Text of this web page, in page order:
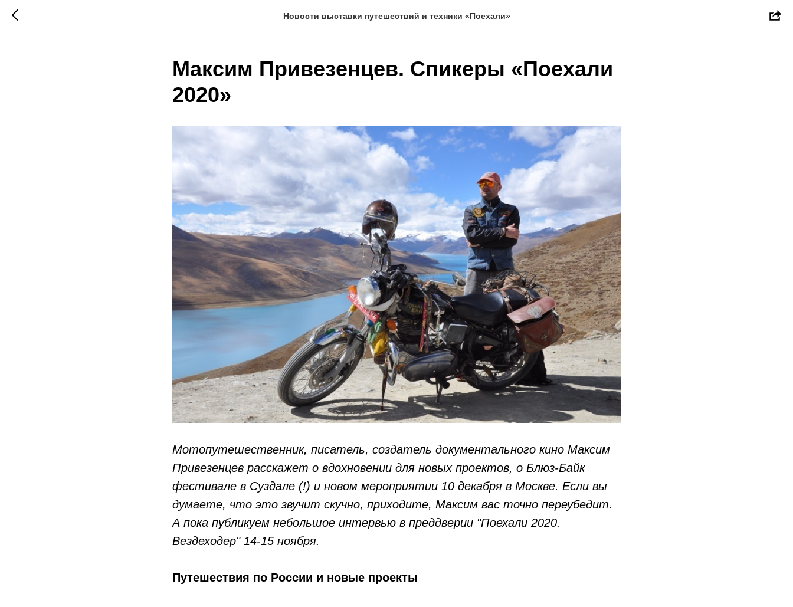
Новости выставки путешествий и техники «Поехали»
Максим Привезенцев. Спикеры «Поехали
2020»
Мотопутешественник, писатель, создатель документального кино Максим
Привезенцев расскажет о вдохновении для новых проектов, о Блюз-Байк
фестивале в Суздале (!) и новом мероприятии 10 декабря в Москве. Если вы
думаете, что это звучит скучно, приходите, Максим вас точно переубедит.
А пока публикуем небольшое интервью в преддверии "Поехали 2020.
Вездеходер" 14-15 ноября.
Путешествия по России и новые проекты